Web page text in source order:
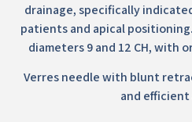
drainage, specifically
patients and apical
diameters 9 and 12 CH, with
Verres needle with blunt
and efficient